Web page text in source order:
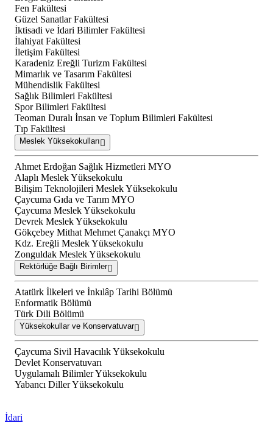
Fen Fakültesi
Güzel Sanatlar Fakültesi
İktisadi ve İdari Bilimler Fakültesi
İlahiyat Fakültesi
İletişim Fakültesi
Karadeniz Ereğli Turizm Fakültesi
Mimarlık ve Tasarım Fakültesi
Mühendislik Fakültesi
Sağlık Bilimleri Fakültesi
Spor Bilimleri Fakültesi
Teoman Duralı İnsan ve Toplum Bilimleri Fakültesi
Tıp Fakültesi
Meslek Yüksekokulları
Ahmet Erdoğan Sağlık Hizmetleri MYO
Alaplı Meslek Yüksekokulu
Bilişim Teknolojileri Meslek Yüksekokulu
Çaycuma Gıda ve Tarım MYO
Çaycuma Meslek Yüksekokulu
Devrek Meslek Yüksekokulu
Gökçebey Mithat Mehmet Çanakçı MYO
Kdz. Ereğli Meslek Yüksekokulu
Zonguldak Meslek Yüksekokulu
Rektörlüğe Bağlı Birimler
Atatürk İlkeleri ve İnkılâp Tarihi Bölümü
Enformatik Bölümü
Türk Dili Bölümü
Yüksekokullar ve Konservatuvar
Çaycuma Sivil Havacılık Yüksekokulu
Devlet Konservatuvarı
Uygulamalı Bilimler Yüksekokulu
Yabancı Diller Yüksekokulu
İdari